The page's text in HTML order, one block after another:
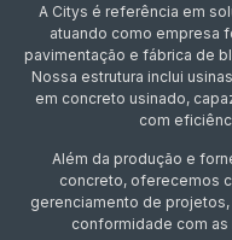
A Citys é referência em
atuando como empresa
pavimentação e fábrica de
Nossa estrutura inclui
em concreto usinado,
com
Além da produção e
concreto, oferecemos
gerenciamento de
conformidade com